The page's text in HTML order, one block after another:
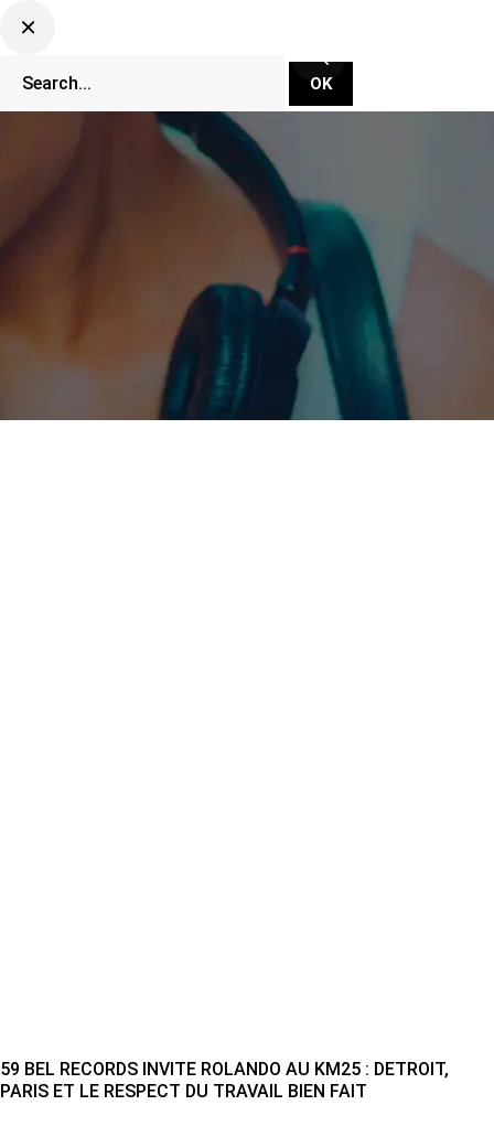
CLUBBING TV NETWORK
59 BEL RECORDS INVITE ROLANDO AU KM25 : DETROIT,
PARIS ET LE RESPECT DU TRAVAIL BIEN FAIT